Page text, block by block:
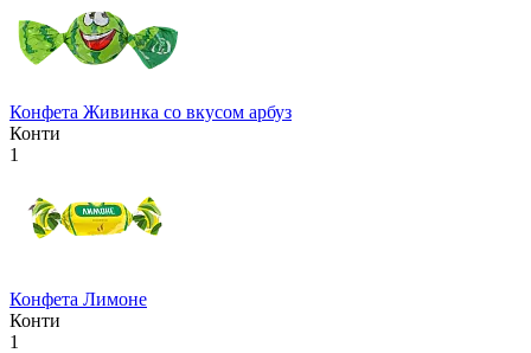
Конфета Живинка со вкусом арбуз
Конти
1
Конфета Лимоне
Конти
1